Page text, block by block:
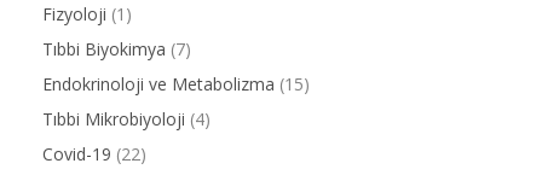
Fizyoloji (1)
Tıbbi Biyokimya (7)
Endokrinoloji ve Metabolizma (15)
Tıbbi Mikrobiyoloji (4)
Covid-19 (22)